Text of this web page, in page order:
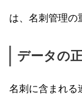
は、名刺管理の
データの
名刺に含まれる